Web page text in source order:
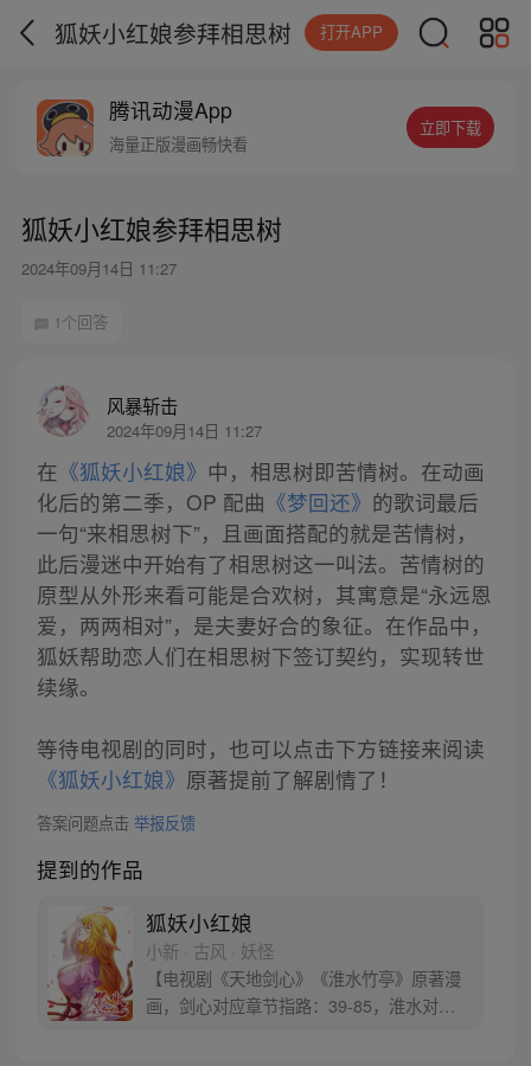
狐妖小红娘参拜相思树 打开APP
腾讯动漫App
海量正版漫画畅快看
立即下载
狐妖小红娘参拜相思树
2024年09月14日 11:27
1个回答
风暴斩击
2024年09月14日 11:27
在 《狐妖小红娘》 中，相思树即苦情树。在动画
化后的第二季，OP 配曲 《梦回还》 的歌词最后
一句“来相思树下”，且画面搭配的就是苦情树，
此后漫迷中开始有了相思树这一叫法。苦情树的
原型从外形来看可能是合欢树，其寓意是“永远恩
爱，两两相对”，是夫妻好合的象征。在作品中，
狐妖帮助恋人们在相思树下签订契约，实现转世
续缘。
等待电视剧的同时，也可以点击下方链接来阅读
《狐妖小红娘》 原著提前了解剧情了！
答案问题点击 举报反馈
提到的作品
狐妖小红娘
小新 · 古风 · 妖怪
【电视剧《天地剑心》《淮水竹亭》原著漫
画，剑心对应章节指路：39-85，淮水对应